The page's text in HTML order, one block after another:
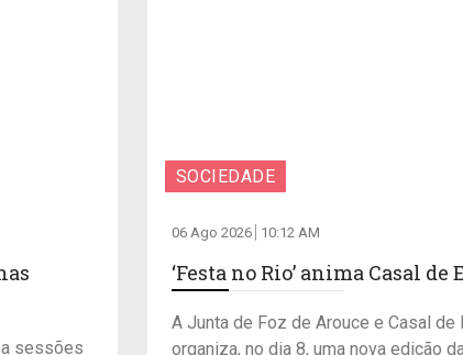
sessões
SOCIEDADE
06 Ago 2026 10:12 AM
‘Festa no Rio’ anima Casal de
A Junta de Foz de Arouce e Casal de
organiza, no dia 8, uma nova edição